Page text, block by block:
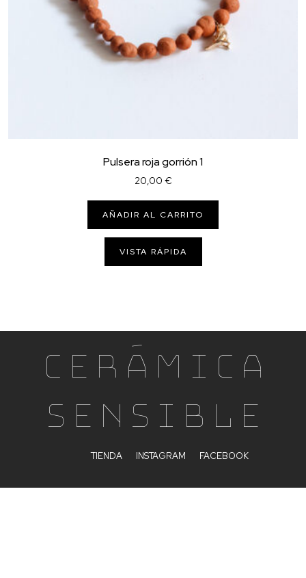
Pulsera roja gorrión 1
20,00 €
AÑADIR AL CARRITO
VISTA RÁPIDA
Cerámica
Sensible
TIENDA INSTAGRAM FACEBOOK